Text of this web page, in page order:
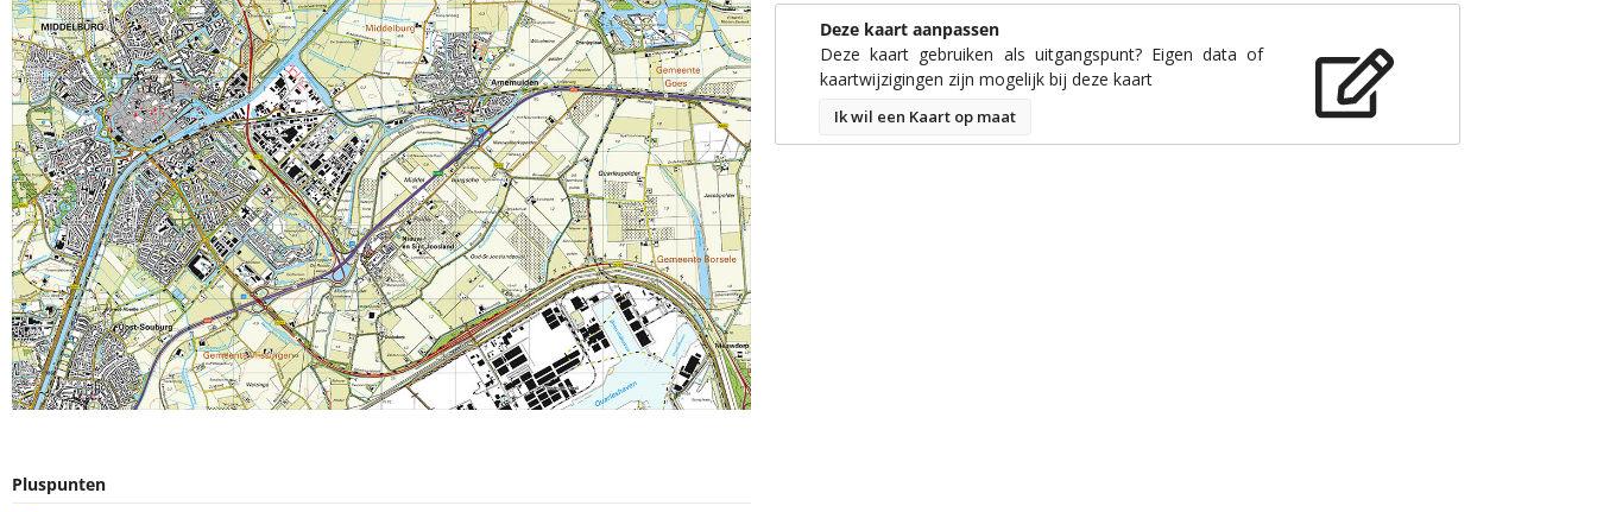
Pluspunten
Deze kaart aanpassen
Deze kaart gebruiken als uitgangspunt? Eigen data of
kaartwijzigingen zijn mogelijk bij deze kaart
Ik wil een Kaart op maat